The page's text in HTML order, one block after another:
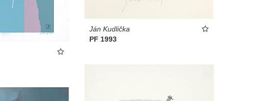
Ján Kudlička
PF 1993